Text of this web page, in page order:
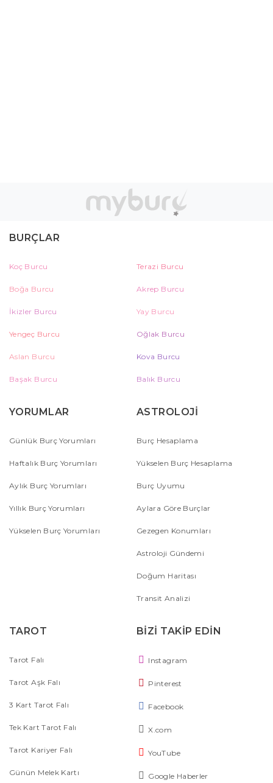
BURÇLAR
Koç Burcu Terazi Burcu
Boğa Burcu Akrep Burcu
İkizler Burcu Yay Burcu
Yengeç Burcu Oğlak Burcu
Aslan Burcu Kova Burcu
Başak Burcu Balık Burcu
YORUMLAR
Günlük Burç Yorumları
Haftalık Burç Yorumları
Aylık Burç Yorumları
Yıllık Burç Yorumları
Yükselen Burç Yorumları
ASTROLOJİ
Burç Hesaplama
Yükselen Burç Hesaplama
Burç Uyumu
Aylara Göre Burçlar
Gezegen Konumları
Astroloji Gündemi
Doğum Haritası
Transit Analizi
TAROT
Tarot Falı
Tarot Aşk Falı
3 Kart Tarot Falı
Tek Kart Tarot Falı
Tarot Kariyer Falı
Günün Melek Kartı
BİZİ TAKİP EDİN
Instagram
Pinterest
Facebook
X.com
YouTube
Google Haberler